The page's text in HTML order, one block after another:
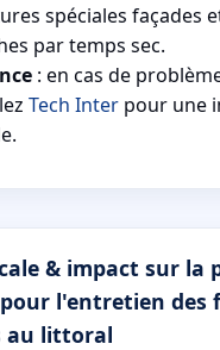
spéciales façades
par temps sec.
: en cas de
Tech Inter pour une
& impact sur la
l'entretien des
au littoral